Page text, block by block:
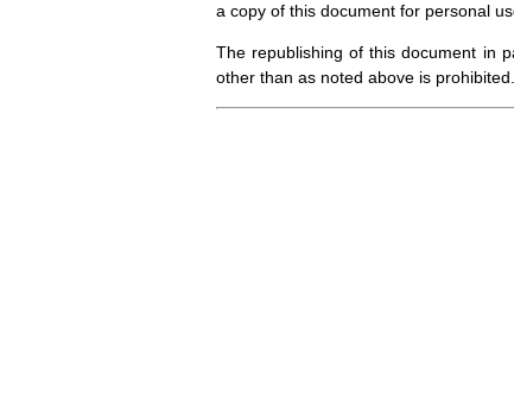
a copy of this document for personal
The republishing of this document in
other than as noted above is prohibited.